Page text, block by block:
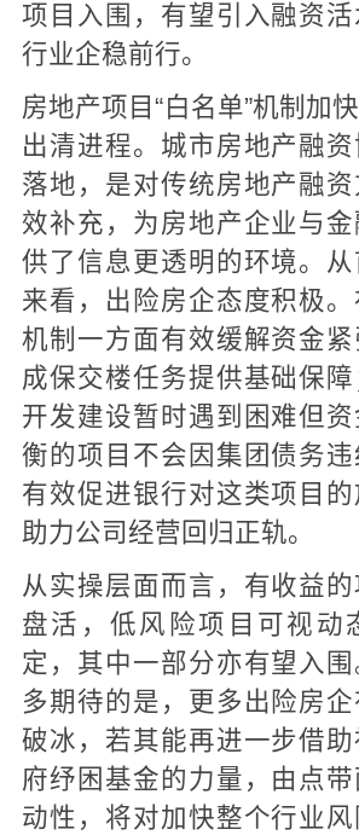
项目入围，有望引入融资
行业企稳前行。
房地产项目“白名单”机制加
出清进程。城市房地产融
落地，是对传统房地产融
效补充，为房地产企业与
供了信息更透明的环境。从
来看，出险房企态度积极
机制一方面有效缓解资金
成保交楼任务提供基础保障
开发建设暂时遇到困难但
衡的项目不会因集团债务
有效促进银行对这类项目的
助力公司经营回归正轨。
从实操层面而言，有收益
盘活，低风险项目可视动
定，其中一部分亦有望入
多期待的是，更多出险房
破冰，若其能再进一步借
府纾困基金的力量，由点
动性，将对加快整个行业